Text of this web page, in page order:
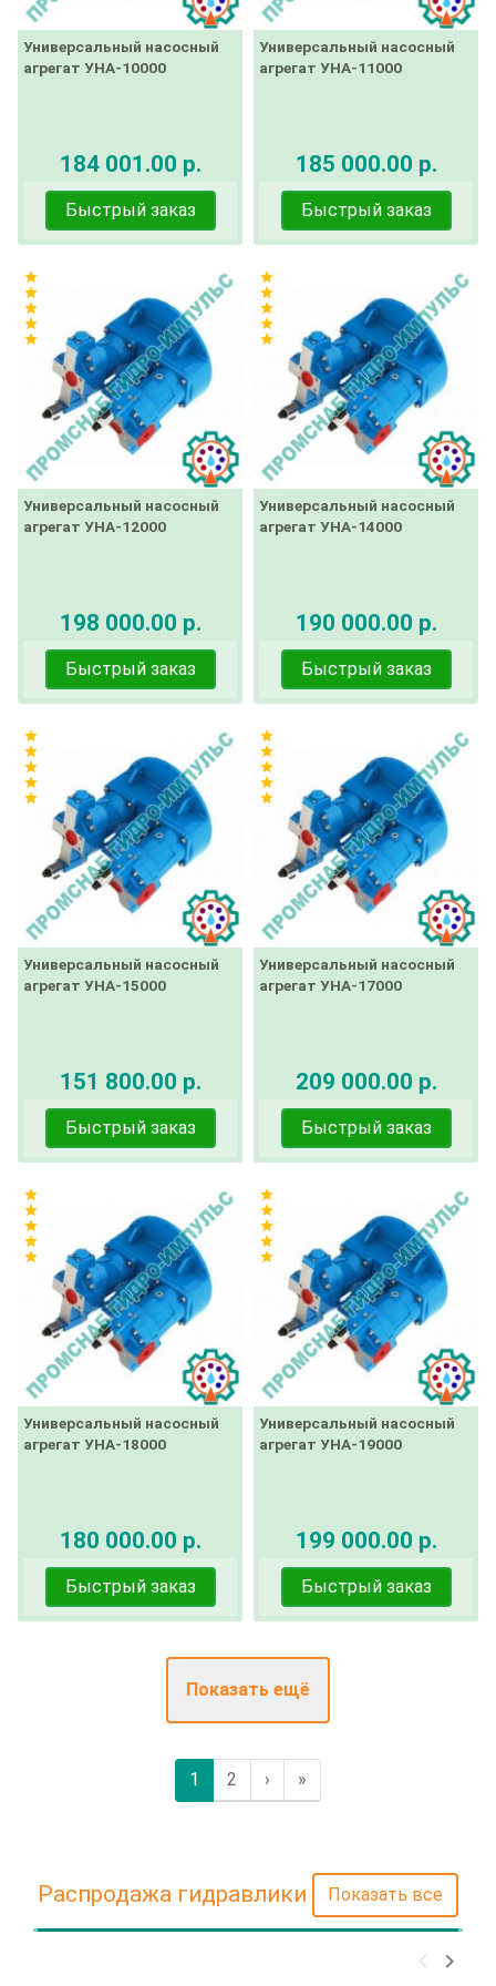
Универсальный насосный
агрегат УНА-10000
184 001.00 р.
Быстрый заказ
Универсальный насосный
агрегат УНА-11000
185 000.00 р.
Быстрый заказ
Универсальный насосный
агрегат УНА-12000
198 000.00 р.
star
star
star
star
star
Быстрый заказ
Универсальный насосный
агрегат УНА-14000
190 000.00 р.
star
star
star
star
star
Быстрый заказ
Универсальный насосный
агрегат УНА-15000
151 800.00 р.
star
star
star
star
star
Быстрый заказ
Универсальный насосный
агрегат УНА-17000
209 000.00 р.
star
star
star
star
star
Быстрый заказ
Универсальный насосный
агрегат УНА-18000
180 000.00 р.
star
star
star
star
star
Быстрый заказ
Универсальный насосный
агрегат УНА-19000
199 000.00 р.
star
star
star
star
star
Быстрый заказ
Показать ещё
1 2 › »
Распродажа гидравлики Показать все
keyboard_arrow_left keyboard_arrow_right